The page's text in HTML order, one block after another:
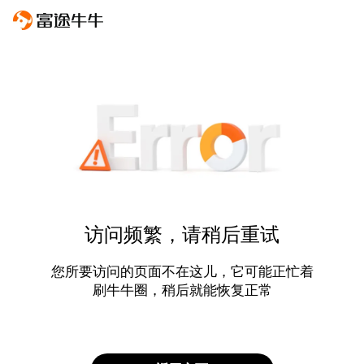
访问频繁，请稍后重试
您所要访问的页面不在这儿，它可能正忙着
刷牛牛圈，稍后就能恢复正常